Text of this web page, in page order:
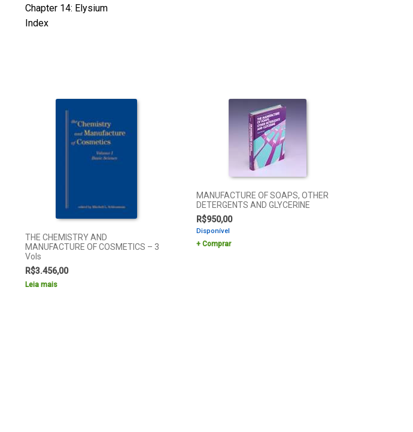
Chapter 14: Elysium
Index
THE CHEMISTRY AND
MANUFACTURE OF COSMETICS – 3
Vols
R$3.456,00
Leia mais
MANUFACTURE OF SOAPS, OTHER
DETERGENTS AND GLYCERINE
R$950,00
Disponível
Comprar